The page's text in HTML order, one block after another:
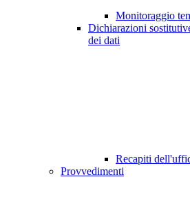
Monitoraggio
Dichiarazioni
dei dati
Recapiti
Provvedimenti